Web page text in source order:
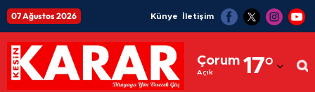
07 Ağustos 2026 Künye İletişim
Çorum
Açık 17°
Adıyaman